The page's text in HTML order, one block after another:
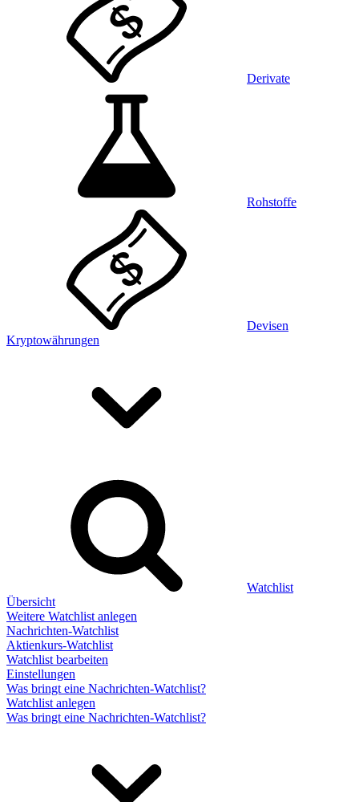
Derivate
Rohstoffe
Devisen
Kryptowährungen
Watchlist
Übersicht
Weitere Watchlist anlegen
Nachrichten-Watchlist
Aktienkurs-Watchlist
Watchlist bearbeiten
Einstellungen
Was bringt eine Nachrichten-Watchlist?
Watchlist anlegen
Was bringt eine Nachrichten-Watchlist?